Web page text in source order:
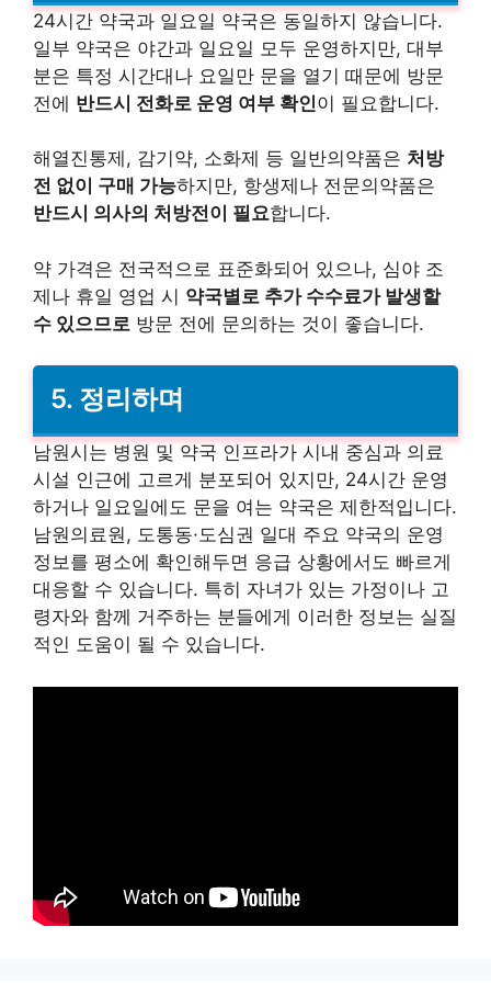
24시간 약국과 일요일 약국은 동일하지 않습니다.
일부 약국은 야간과 일요일 모두 운영하지만, 대부
분은 특정 시간대나 요일만 문을 열기 때문에 방문
전에 반드시 전화로 운영 여부 확인이 필요합니다.
해열진통제, 감기약, 소화제 등 일반의약품은 처방
전 없이 구매 가능하지만, 항생제나 전문의약품은
반드시 의사의 처방전이 필요합니다.
약 가격은 전국적으로 표준화되어 있으나, 심야 조
제나 휴일 영업 시 약국별로 추가 수수료가 발생할
수 있으므로 방문 전에 문의하는 것이 좋습니다.
5. 정리하며
남원시는 병원 및 약국 인프라가 시내 중심과 의료
시설 인근에 고르게 분포되어 있지만, 24시간 운영
하거나 일요일에도 문을 여는 약국은 제한적입니다.
남원의료원, 도통동·도심권 일대 주요 약국의 운영
정보를 평소에 확인해두면 응급 상황에서도 빠르게
대응할 수 있습니다. 특히 자녀가 있는 가정이나 고
령자와 함께 거주하는 분들에게 이러한 정보는 실질
적인 도움이 될 수 있습니다.